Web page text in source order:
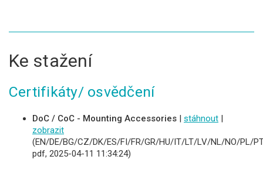
Ke stažení
Certifikáty/ osvědčení
DoC / CoC - Mounting Accessories | stáhnout |
zobrazit
(EN/DE/BG/CZ/DK/ES/FI/FR/GR/HU/IT/LT/LV/NL/NO/PL/
pdf, 2025-04-11 11:34:24)